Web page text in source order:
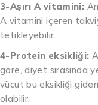
3-Aşırı A vitamini:
A vitamini içeren
tetikleyebilir.
4-Protein eksikliği:
göre, diyet sırasında
vücut bu eksikliği
olabilir.